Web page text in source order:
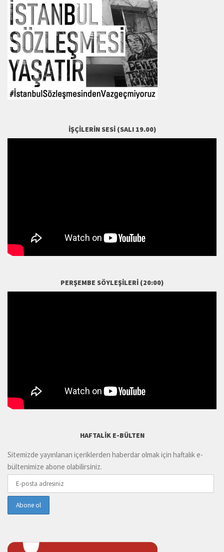
İŞÇILERIN SESI (SALI 19.00)
PERŞEMBE SÖYLEŞILERI (20:00)
HAFTALIK E-BÜLTEN
Sitemizde yayınlanan içeriklerden haberdar olmak için haftalık e-
bültenimize abone olabilirsiniz.